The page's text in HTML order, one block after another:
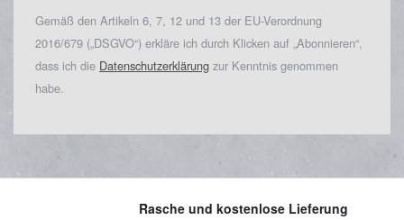
Gemäß den Artikeln 6, 7, 12 und 13 der EU-Verordnung
2016/679 („DSGVO“) erkläre ich durch Klicken auf „Abonnieren“,
dass ich die Datenschutzerklärung zur Kenntnis genommen
habe.
Rasche und kostenlose Lieferung